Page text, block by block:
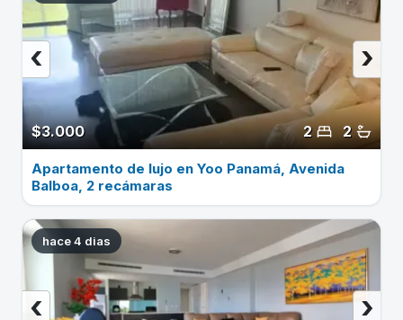
$3.000 2
2
›
‹
Apartamento de lujo en Yoo Panamá, Avenida
Balboa, 2 recámaras
hace 4 dias
›
‹